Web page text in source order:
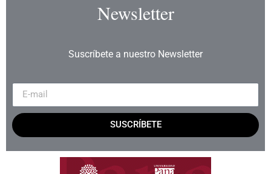
Newsletter
Suscríbete a nuestro Newsletter
SUSCRÍBETE